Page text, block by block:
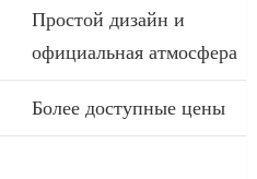
Простой дизайн и
официальная атмосфера
Более доступные цены